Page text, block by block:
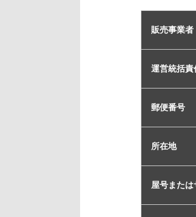
販売事業者
運営統括責
郵便番号
所在地
屋号または